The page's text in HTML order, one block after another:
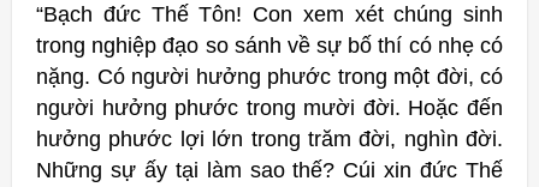
“Bạch đức Thế Tôn! Con xem xét chúng sinh
trong nghiệp đạo so sánh về sự bố thí có nhẹ có
nặng. Có người hưởng phước trong một đời, có
người hưởng phước trong mười đời. Hoặc đến
hưởng phước lợi lớn trong trăm đời, nghìn đời.
Những sự ấy tại làm sao thế? Cúi xin đức Thế